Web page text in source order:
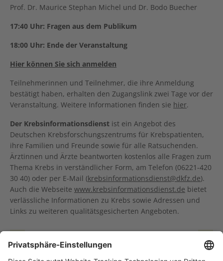
Prof. Dr. Maurice Stephan Michel und Dr. Bodo Buecher
17:40 Uhr: Fragen aus dem Publikum
18:00 Uhr: Ende der Veranstaltung
Hier können Sie sich anmelden
Teilnehmerinnen und Teilnehmer, die ihre Anmeldung
bestätigt haben, erhalten den Zugangslink zwei Tage vor der
Veranstaltung. Weitere Informationen finden sie hier.
Der Krebsinformationsdienst ist ein Angebot des
Deutschen Krebsforschungszentrums für Krebspatienten,
ihre Familien und Freunde sowie für alle Ratsuchenden.
Ärztinnen und Ärzte beantworten kostenlos alle Fragen zum
Thema Krebs in verständlicher Form, am Telefon (06221-420
30 40) oder per E-Mail (krebsinformationsdienst@dkfz.de).
Auch die Webseite www.krebsinformationsdienst.de bietet
verlässliche Informationen zu Krebs sowie Adressen und
Links zu weiteren qualitätsgesicherten Angeboten.